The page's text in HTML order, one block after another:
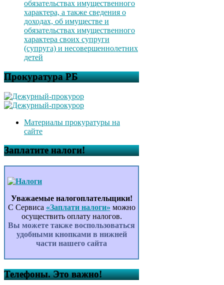
обязательствах имущественного
характера, а также сведения о
доходах, об имуществе и
обязательствах имущественного
характера своих супруги
(супруга) и несовершеннолетних
детей
Прокуратура РБ
Материалы прокуратуры на
сайте
Заплатите налоги!
Уважаемые налогоплательщики!
С Сервиса «Заплати налоги» можно
осуществить оплату налогов.
Вы можете также воспользоваться
удобными кнопками в нижней
части нашего сайта
Телефоны. Это важно!